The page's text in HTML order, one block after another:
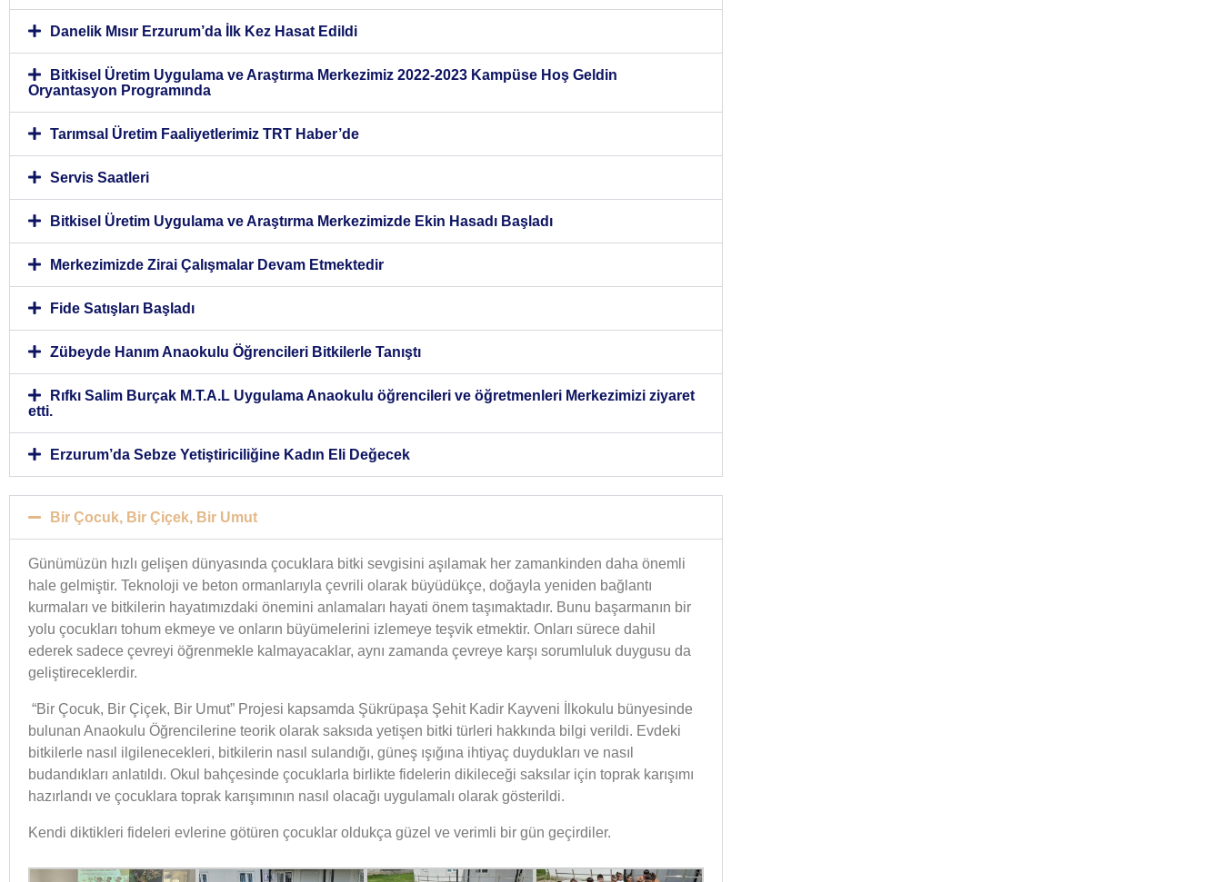
Danelik Mısır Erzurum’da İlk Kez Hasat Edildi
Bitkisel Üretim Uygulama ve Araştırma Merkezimiz 2022-2023 Kampüse Hoş Geldin
Oryantasyon Programında
Tarımsal Üretim Faaliyetlerimiz TRT Haber’de
Servis Saatleri
Bitkisel Üretim Uygulama ve Araştırma Merkezimizde Ekin Hasadı Başladı
Merkezimizde Zirai Çalışmalar Devam Etmektedir
Fide Satışları Başladı
Zübeyde Hanım Anaokulu Öğrencileri Bitkilerle Tanıştı
Rıfkı Salim Burçak M.T.A.L Uygulama Anaokulu öğrencileri ve öğretmenleri Merkezimizi ziyaret
etti.
Erzurum’da Sebze Yetiştiriciliğine Kadın Eli Değecek
Bir Çocuk, Bir Çiçek, Bir Umut
Günümüzün hızlı gelişen dünyasında çocuklara bitki sevgisini aşılamak her zamankinden daha önemli
hale gelmiştir. Teknoloji ve beton ormanlarıyla çevrili olarak büyüdükçe, doğayla yeniden bağlantı
kurmaları ve bitkilerin hayatımızdaki önemini anlamaları hayati önem taşımaktadır. Bunu başarmanın bir
yolu çocukları tohum ekmeye ve onların büyümelerini izlemeye teşvik etmektir. Onları sürece dahil
ederek sadece çevreyi öğrenmekle kalmayacaklar, aynı zamanda çevreye karşı sorumluluk duygusu da
geliştireceklerdir.
“Bir Çocuk, Bir Çiçek, Bir Umut” Projesi kapsamda Şükrüpaşa Şehit Kadir Kayveni İlkokulu bünyesinde
bulunan Anaokulu Öğrencilerine teorik olarak saksıda yetişen bitki türleri hakkında bilgi verildi. Evdeki
bitkilerle nasıl ilgilenecekleri, bitkilerin nasıl sulandığı, güneş ışığına ihtiyaç duydukları ve nasıl
budandıkları anlatıldı. Okul bahçesinde çocuklarla birlikte fidelerin dikileceği saksılar için toprak karışımı
hazırlandı ve çocuklara toprak karışımının nasıl olacağı uygulamalı olarak gösterildi.
Kendi diktikleri fideleri evlerine götüren çocuklar oldukça güzel ve verimli bir gün geçirdiler.